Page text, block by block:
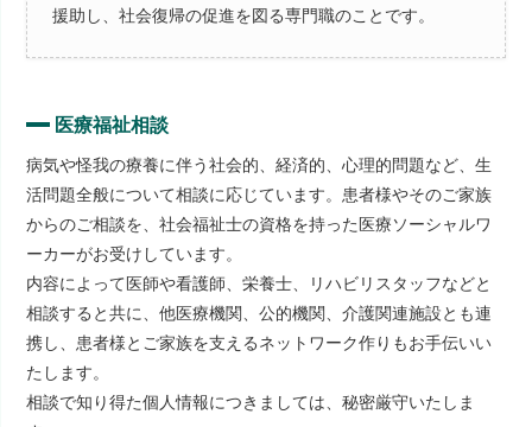
援助し、社会復帰の促進を図る専門職のことです。
医療福祉相談
病気や怪我の療養に伴う社会的、経済的、心理的問題など、生
活問題全般について相談に応じています。患者様やそのご家族
からのご相談を、社会福祉士の資格を持った医療ソーシャルワ
ーカーがお受けしています。
内容によって医師や看護師、栄養士、リハビリスタッフなどと
相談すると共に、他医療機関、公的機関、介護関連施設とも連
携し、患者様とご家族を支えるネットワーク作りもお手伝いい
たします。
相談で知り得た個人情報につきましては、秘密厳守いたしま